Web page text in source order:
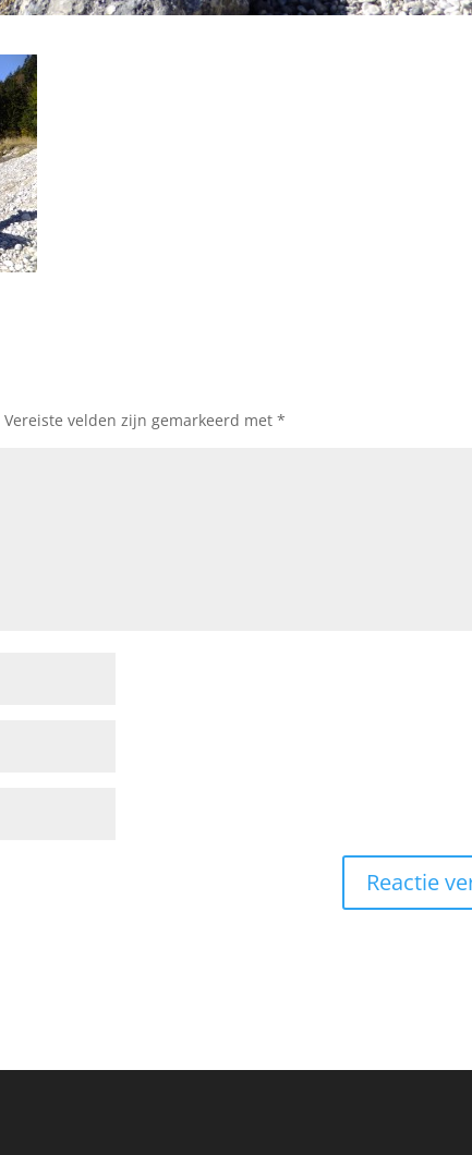
Vereiste velden zijn gemarkeerd met*